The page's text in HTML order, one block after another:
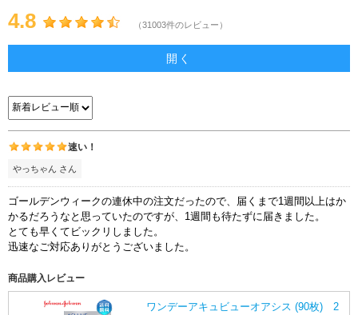
4.8 （31003件のレビュー）
開く
速い！
やっちゃん さん
ゴールデンウィークの連休中の注文だったので、届くまで1週間以上はか
かるだろうなと思っていたのですが、1週間も待たずに届きました。
とても早くてビックリしました。
迅速なご対応ありがとうございました。
商品購入レビュー
ワンデーアキュビューオアシス (90枚) 2